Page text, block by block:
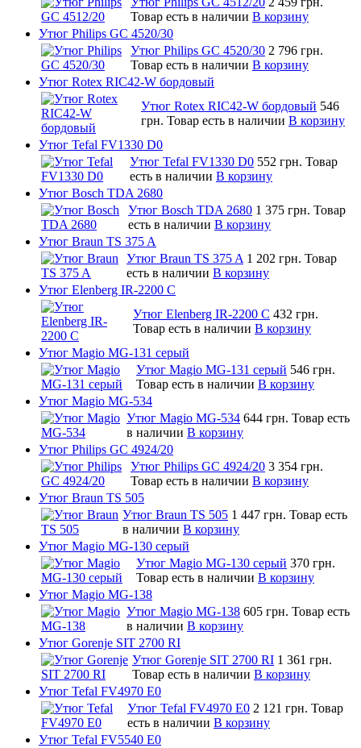
Товар есть в наличии В корзину
Утюг Philips GC 4520/30
Утюг Philips GC 4520/30 2 796 грн.
Товар есть в наличии В корзину
Утюг Rotex RIC42-W бордовый
Утюг Rotex RIC42-W бордовый 546
грн. Товар есть в наличии В корзину
Утюг Tefal FV1330 D0
Утюг Tefal FV1330 D0 552 грн. Товар
есть в наличии В корзину
Утюг Bosch TDA 2680
Утюг Bosch TDA 2680 1 375 грн. Товар
есть в наличии В корзину
Утюг Braun TS 375 A
Утюг Braun TS 375 A 1 202 грн. Товар
есть в наличии В корзину
Утюг Elenberg IR-2200 C
Утюг Elenberg IR-2200 C 432 грн.
Товар есть в наличии В корзину
Утюг Magio MG-131 серый
Утюг Magio MG-131 серый 546 грн.
Товар есть в наличии В корзину
Утюг Magio MG-534
Утюг Magio MG-534 644 грн. Товар есть
в наличии В корзину
Утюг Philips GC 4924/20
Утюг Philips GC 4924/20 3 354 грн.
Товар есть в наличии В корзину
Утюг Braun TS 505
Утюг Braun TS 505 1 447 грн. Товар есть
в наличии В корзину
Утюг Magio MG-130 серый
Утюг Magio MG-130 серый 370 грн.
Товар есть в наличии В корзину
Утюг Magio MG-138
Утюг Magio MG-138 605 грн. Товар есть
в наличии В корзину
Утюг Gorenje SIT 2700 RI
Утюг Gorenje SIT 2700 RI 1 361 грн.
Товар есть в наличии В корзину
Утюг Tefal FV4970 E0
Утюг Tefal FV4970 E0 2 121 грн. Товар
есть в наличии В корзину
Утюг Tefal FV5540 E0